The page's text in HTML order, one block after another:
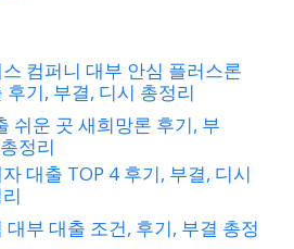
컴퍼니 대부 안심 플러스론
후기, 부결, 디시 총정리
쉬운 곳 새희망론 후기, 부
정리
대출 TOP 4 후기, 부결, 디시
대부 대출 조건, 후기, 부결 총정